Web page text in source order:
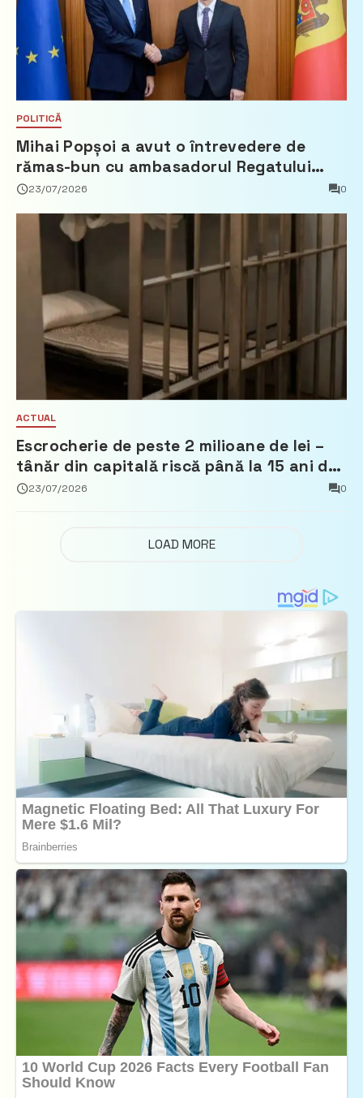
POLITICĂ
Mihai Popșoi a avut o întrevedere de
rămas-bun cu ambasadorul Regatului
Țărilor de Jos, Fred Duijn
23/07/2026 0
ACTUAL
Escrocherie de peste 2 milioane de lei –
tânăr din capitală riscă până la 15 ani de
închisoare
23/07/2026 0
LOAD MORE